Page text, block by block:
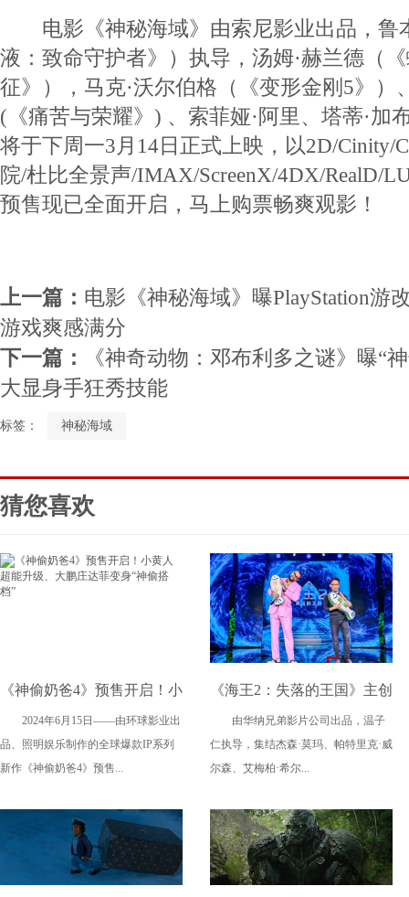
电影《神秘海域》由索尼影业出品，鲁
液：致命守护者》）执导，汤姆·赫兰德（
征》），马克·沃尔伯格（《变形金刚5》）
(《痛苦与荣耀》) 、索菲娅·阿里、塔蒂·加
将于下周一3月14日正式上映，以2D/Cinity/
院/杜比全景声/IMAX/ScreenX/4DX/RealD/
预售现已全面开启，马上购票畅爽观影！
上一篇： 电影《神秘海域》曝PlayStation游
游戏爽感满分
下一篇：
《神奇动物：邓布利多之谜》曝“
大显身手狂秀技能
标签： 神秘海域
猜您喜欢
《神偷奶爸4》预售开启！小
黄人超能升级、大鹏庄达菲
变身“神偷搭档”
2024年6月15日——由环球影业出
品、照明娱乐制作的全球爆款IP系列
新作《神偷奶爸4》预售...
《海王2：失落的王国》主创
来华 温子仁杰森·莫玛现
场“摸鱼”
由华纳兄弟影片公司出品，温子
仁执导，集结杰森·莫玛、帕特里克·威
尔森、艾梅柏·希尔...